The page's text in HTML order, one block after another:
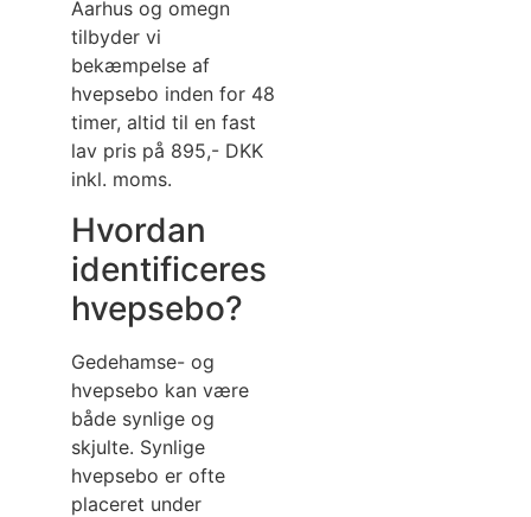
Aarhus og omegn
tilbyder vi
bekæmpelse af
hvepsebo inden for 48
timer, altid til en fast
lav pris på 895,- DKK
inkl. moms.
Hvordan
identificeres
hvepsebo?
Gedehamse- og
hvepsebo kan være
både synlige og
skjulte. Synlige
hvepsebo er ofte
placeret under